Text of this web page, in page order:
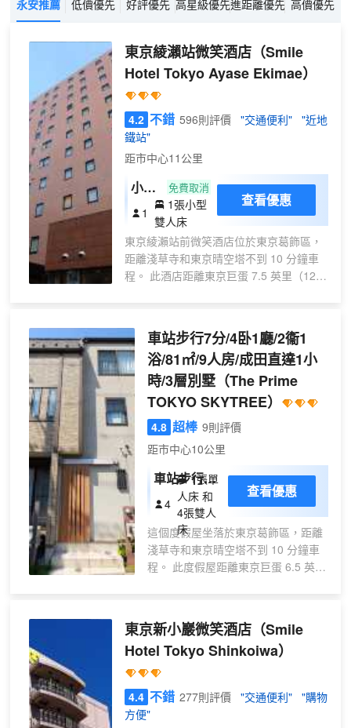
永安推薦 低價優先 好評優先 高星級優先進距離優先 高價優先
東京綾瀨站微笑酒店（Smile
Hotel Tokyo Ayase Ekimae）
4.2 不錯 596則評價 "交通便利"
"近地
鐵站"
距市中心11公里
小型
雙人
床房
禁煙
免費取消
1
1張小型
雙人床
查看優惠
東京綾瀨站前微笑酒店位於東京葛飾區，
距離淺草寺和東京晴空塔不到 10 分鐘車
程。 此酒店距離東京巨蛋 7.5 英里（12
便利服務和設施。 在東京綾瀨站前微笑酒
店，您可以去餐廳享用美餐。每天 07:00
至 09:30 提供收費的自助式早餐。 特色服
務/設施包括免費高速有線上網、乾洗/洗衣
服務和24 小時前台服務。 有 168 間空調
客房提供冰箱和液晶電視；您定能在旅途
中找到家的舒適。提供免費有線和無線上
網，方便您與朋友保持聯繫；另提供數碼
頻道，可滿足您的娛樂需求。浴室提供淋
浴/盆浴組合、免費洗浴用品和坐浴桶。便
利設施包括電話，以及保險箱和書桌。
車站步行7分/4卧1廳/2衞1
浴/81㎡/9人房/成田直達1小
時/3層別墅（The Prime
TOKYO SKYTREE）
4.8 超棒 9則評價
距市中心10公里
車站步行7
分/4卧1廳/2
衞1浴/81
㎡/9人房/成
田直達1小
時/
4
1張單
人床 和
4張雙人
床
查看優惠
這個度假屋坐落於東京葛飾區，距離
淺草寺和東京晴空塔不到 10 分鐘車
程。 此度假屋距離東京巨蛋 6.5 英里
板電視。提供免費無線網絡，方便您
與朋友保持聯繫，此外還配有數碼頻
道，可滿足您的娛樂需求。便利服務
設施包括電熱水壺和熨斗/熨衣板。
東京新小巖微笑酒店（Smile
Hotel Tokyo Shinkoiwa）
4.4 不錯 277則評價 "交通便利"
"購物
方便"